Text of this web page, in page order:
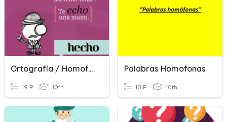
Ortografía / Homofonas
19 P 10th
Palabras Homofonas
10 P 10th